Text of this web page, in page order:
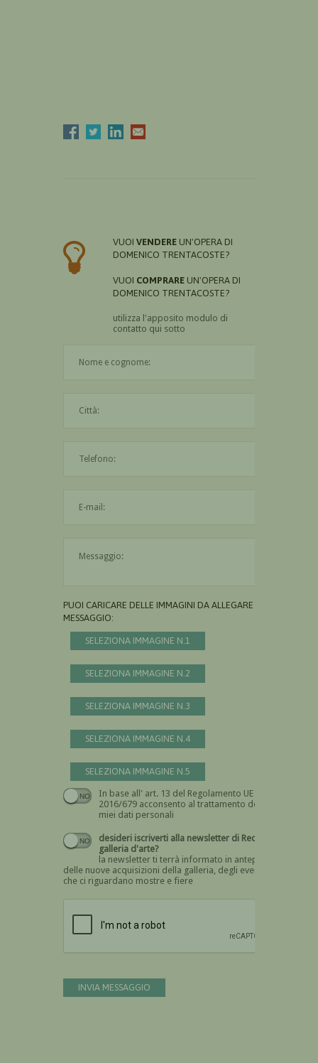
VUOI VENDERE UN'OPERA DI
DOMENICO TRENTACOSTE?
VUOI COMPRARE UN'OPERA DI
DOMENICO TRENTACOSTE?
utilizza l'apposito modulo di
contatto qui sotto
PUOI CARICARE DELLE IMMAGINI DA ALLEGARE AL
MESSAGGIO:
SELEZIONA IMMAGINE N.1
SELEZIONA IMMAGINE N.2
SELEZIONA IMMAGINE N.3
SELEZIONA IMMAGINE N.4
SELEZIONA IMMAGINE N.5
In base all' art. 13 del Regolamento UE n.
2016/679 acconsento al trattamento dei
miei dati personali
Devi dare il consenso
desideri iscriverti alla newsletter di Recta
galleria d'arte?
la newsletter ti terrà informato in anteprima
delle nuove acquisizioni della galleria, degli eventi
che ci riguardano mostre e fiere
INVIA MESSAGGIO